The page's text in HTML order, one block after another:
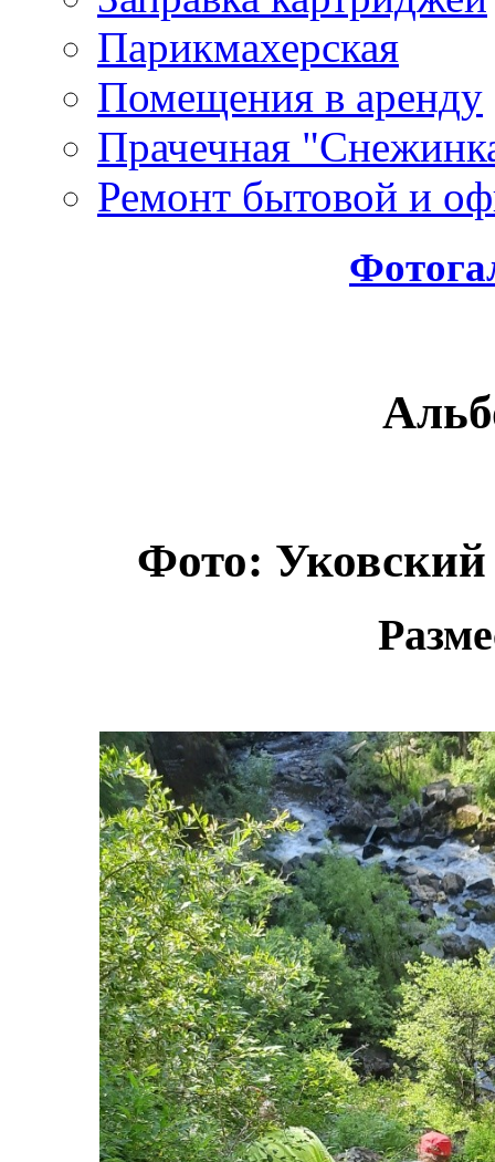
Парикмахерская
Помещения в аренду
Прачечная
Ремонт бытовой и
Фото: Уковский